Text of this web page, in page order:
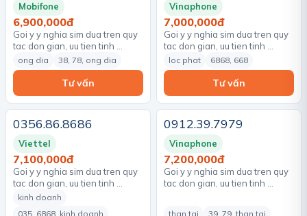
Mobifone
6,900,000đ
Goi y y nghia sim dua tren quy
tac don gian, uu tien tinh …
ong dia 38, 78, ong dia
Tư vấn
Vinaphone
7,000,000đ
Goi y y nghia sim dua tren quy
tac don gian, uu tien tinh …
loc phat 6868, 668
Tư vấn
0356.86.8686
Viettel
7,100,000đ
Goi y y nghia sim dua tren quy
tac don gian, uu tien tinh …
kinh doanh
035, 6868, kinh doanh
0912.39.7979
Vinaphone
7,200,000đ
Goi y y nghia sim dua tren quy
tac don gian, uu tien tinh …
than tai 39, 79, than tai